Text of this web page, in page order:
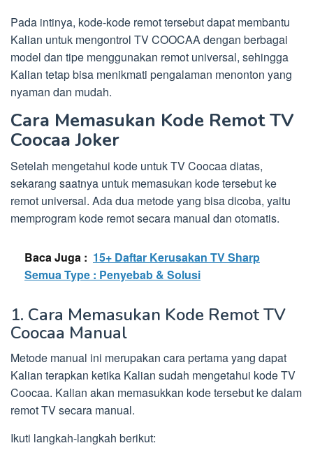
Pada intinya, kode-kode remot tersebut dapat membantu
Kalian untuk mengontrol TV COOCAA dengan berbagai
model dan tipe menggunakan remot universal, sehingga
Kalian tetap bisa menikmati pengalaman menonton yang
nyaman dan mudah.
Cara Memasukan Kode Remot TV
Coocaa Joker
Setelah mengetahui kode untuk TV Coocaa diatas,
sekarang saatnya untuk memasukan kode tersebut ke
remot universal. Ada dua metode yang bisa dicoba, yaitu
memprogram kode remot secara manual dan otomatis.
Baca Juga : 15+ Daftar Kerusakan TV Sharp
Semua Type : Penyebab & Solusi
1. Cara Memasukan Kode Remot TV
Coocaa Manual
Metode manual ini merupakan cara pertama yang dapat
Kalian terapkan ketika Kalian sudah mengetahui kode TV
Coocaa. Kalian akan memasukkan kode tersebut ke dalam
remot TV secara manual.
Ikuti langkah-langkah berikut: